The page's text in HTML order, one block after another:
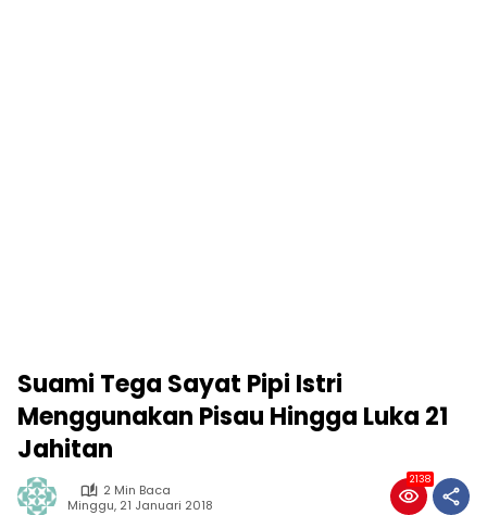
Suami Tega Sayat Pipi Istri
Menggunakan Pisau Hingga Luka 21
Jahitan
2 Min Baca
Minggu, 21 Januari 2018
2138